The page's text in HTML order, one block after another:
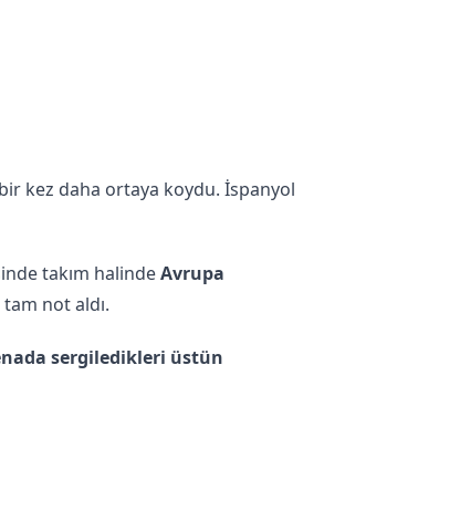
kez daha ortaya koydu. İspanyol
takım halindeAvrupa
not aldı.
sergiledikleri üstün